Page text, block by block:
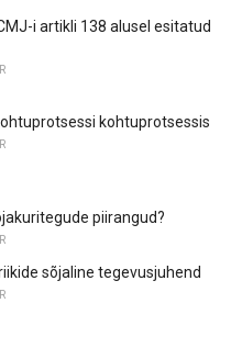
i artikli 138 alusel esitatud
kohtuprotsessis
piirangud?
sõjaline tegevusjuhend